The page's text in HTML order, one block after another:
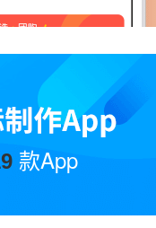
款App